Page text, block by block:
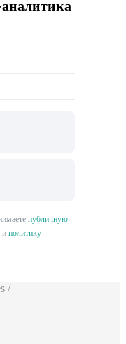
публичную
и политику
/